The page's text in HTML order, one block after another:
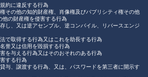
約に違反する行為
その他の知的財産権、肖像権及びパブリシティ権その他
他の財産権を侵害する行為
し、又は逆アセンブル、逆コンバイル、リバースエンジ
で取得する行為又はこれを助長する行為
誉又は信用を毀損する行為
を与える行為又はそのおそれのある行為
する行為
与、譲渡する行為、又は、パスワードを第三者に開示す